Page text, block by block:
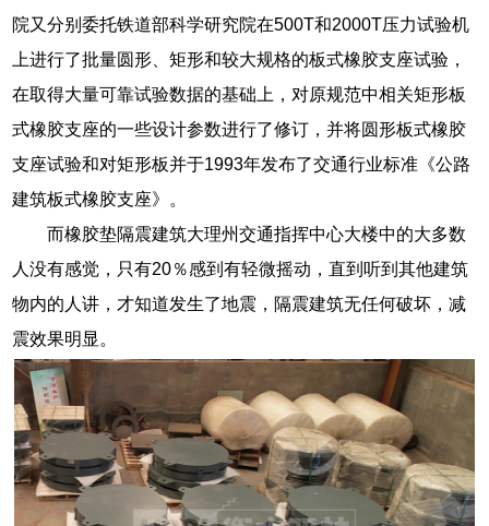
院又分别委托铁道部科学研究院在500T和2000T压力试验机
上进行了批量圆形、矩形和较大规格的板式橡胶支座试验，
在取得大量可靠试验数据的基础上，对原规范中相关矩形板
式橡胶支座的一些设计参数进行了修订，并将圆形板式橡胶
支座试验和对矩形板并于1993年发布了交通行业标准《公路
建筑板式橡胶支座》。
而橡胶垫隔震建筑大理州交通指挥中心大楼中的大多数
人没有感觉，只有20％感到有轻微摇动，直到听到其他建筑
物内的人讲，才知道发生了地震，隔震建筑无任何破坏，减
震效果明显。